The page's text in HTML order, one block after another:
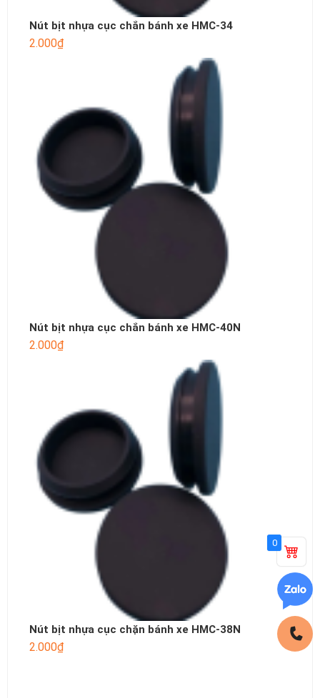
Nút bịt nhựa cục chắn bánh xe HMC-34
2.000₫
Nút bịt nhựa cục chắn bánh xe HMC-40N
2.000₫
Nút bịt nhựa cục chặn bánh xe HMC-38N
2.000₫
0